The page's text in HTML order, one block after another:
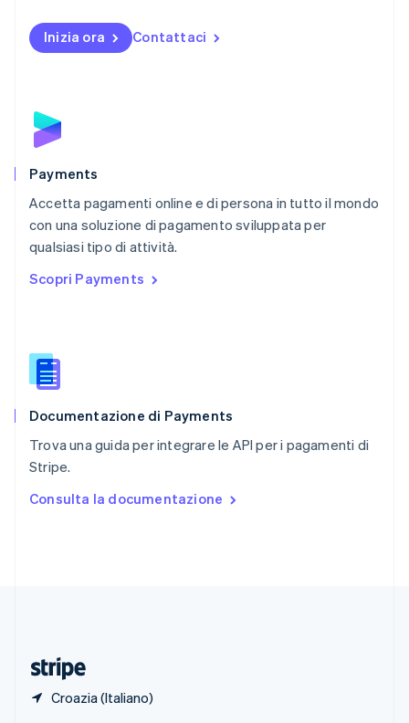
Inizia ora Contattaci
Payments
Accetta pagamenti online e di persona in tutto il mondo
con una soluzione di pagamento sviluppata per
qualsiasi tipo di attività.
Scopri Payments
Documentazione di Payments
Trova una guida per integrare le API per i pagamenti di
Stripe.
Consulta la documentazione
Croazia (Italiano)
English
Nuova Zelanda
Polonia
English
Português
English简体中文
Regno Unito
English
English
English
Slovacchia
Slovenia
Spagna
Español
English Español简体中文